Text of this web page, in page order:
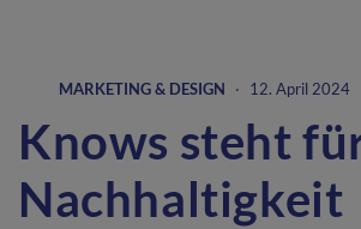
MARKETING & DESIGN · 12. April 2024
Knows steht
Nachhaltigkeit